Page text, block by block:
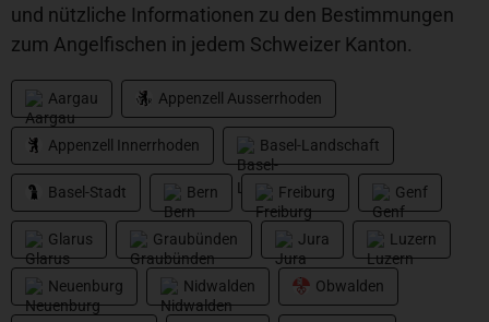
und nützliche Informationen zu den Bestimmungen
zum Angelfischen in jedem Schweizer Kanton.
Aargau Appenzell Ausserrhoden
Appenzell Innerrhoden Basel-Landschaft
Basel-Stadt Bern Freiburg Genf
Glarus Graubünden Jura Luzern
Neuenburg Nidwalden Obwalden